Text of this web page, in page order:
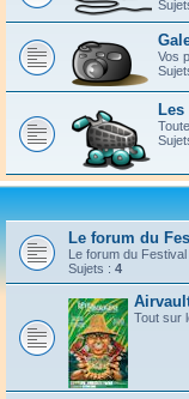
Vos
Le forum du
Le forum du
Sujets : 4
Tout sur